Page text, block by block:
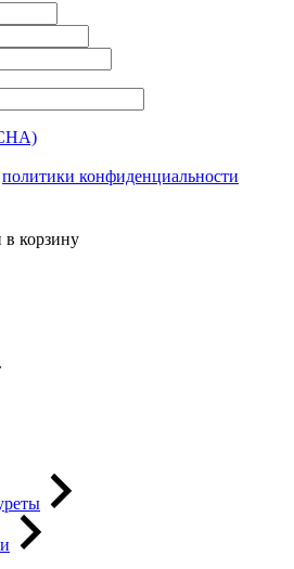
политики конфиденциальности
в корзину